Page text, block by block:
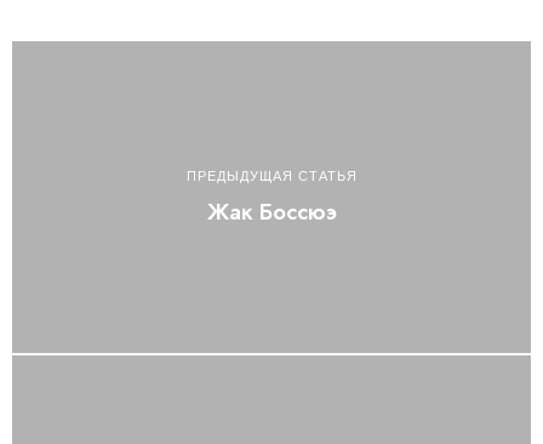
ПРЕДЫДУЩАЯ СТАТЬЯ
Жак Боссюэ